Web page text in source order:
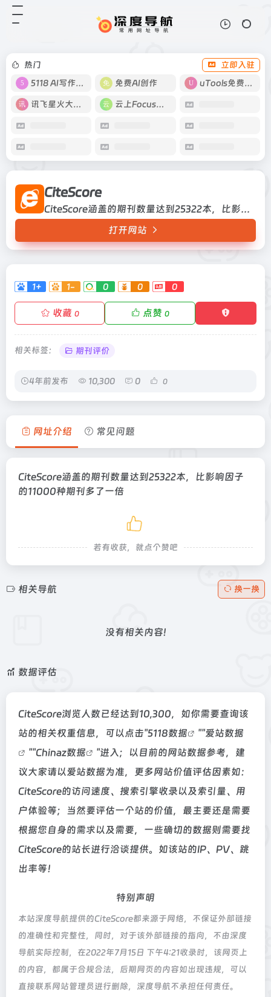
热门
立即入驻
5118 AI写作工具
免费AI创作 uTools免费工具箱
讯飞星火大模型 云上Focus接码
CiteScore
CiteScore涵盖的期刊数量达到25322本，比影响因子的11000种期刊多了一倍
打开网站
1+ 1- 0 0 0
收藏 0 点赞 0
相关标签： 期刊评价
4年前发布 10,300 0 0
25322本，比影响因子的11000种期
刊多了一倍
网址介绍 常见问题
CiteScore涵盖的期刊数量达到25322本，比影响因子
的11000种期刊多了一倍
若有收获，就点个赞吧
相关导航 换一换
没有相关内容!
数据评估
CiteScore浏览人数已经达到10,300，如你需要查询该
站的相关权重信息，可以点击"5118数据 ""爱站数据
""Chinaz数据
"进入；以目前的网站数据参考，建
议大家请以爱站数据为准，更多网站价值评估因素如：
CiteScore的访问速度、搜索引擎收录以及索引量、用
户体验等；当然要评估一个站的价值，最主要还是需要
根据您自身的需求以及需要，一些确切的数据则需要找
CiteScore的站长进行洽谈提供。如该站的IP、PV、跳
出率等！
特别声明
本站深度导航提供的CiteScore都来源于网络，不保证外部链接
的准确性和完整性，同时，对于该外部链接的指向，不由深度
导航实际控制，在2022年7月15日 下午4:21收录时，该网页上
的内容，都属于合规合法，后期网页的内容如出现违规，可以
直接联系网站管理员进行删除，深度导航不承担任何责任。